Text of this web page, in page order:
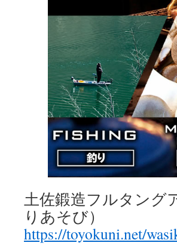
土佐鍛造フルタング
りあそび）
https://toyokuni.net/